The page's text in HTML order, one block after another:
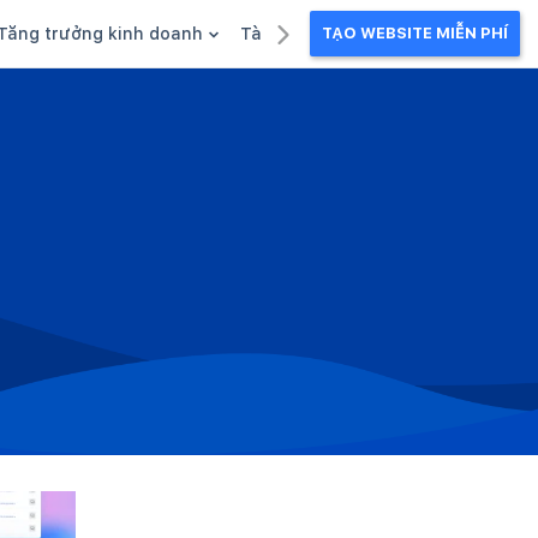
trưởng kinh doanh Tài liệu kinh doanhTẠO WEBSITE MIỄN PHÍ